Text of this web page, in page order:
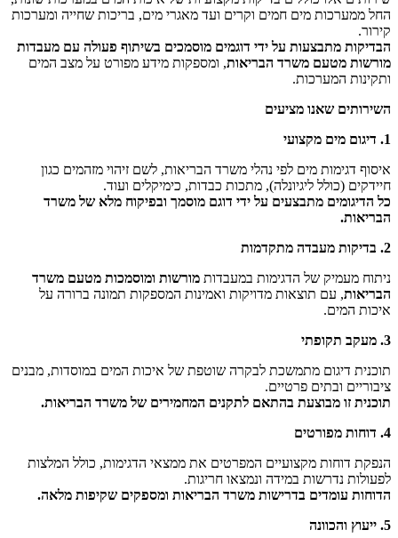
החל ממערכות מים חמים וקרים ועד מאגרי מים, בריכות שחייה ומערכות
קירור.
הבדיקות מתבצעות על ידי דוגמים מוסמכים בשיתוף פעולה עם מעבדות
מורשות מטעם משרד הבריאות, ומספקות מידע מפורט על מצב המים
ותקינות המערכות.
השירותים שאנו מציעים
1. דיגום מים מקצועי
איסוף דגימות מים לפי נהלי משרד הבריאות, לשם זיהוי מזהמים כגון
חיידקים (כולל ליגיונלה), מתכות כבדות, כימיקלים ועוד.
כל הדיגומים מתבצעים על ידי דוגם מוסמך ובפיקוח מלא של משרד
הבריאות.
2. בדיקות מעבדה מתקדמות
ניתוח מעמיק של הדגימות במעבדות מורשות ומוסמכות מטעם משרד
הבריאות, עם תוצאות מדויקות ואמינות המספקות תמונה ברורה על
איכות המים.
3. מעקב תקופתי
תוכנית דיגום מתמשכת לבקרה שוטפת של איכות המים במוסדות, מבנים
ציבוריים ובתים פרטיים.
תוכנית זו מבוצעת בהתאם לתקנים המחמירים של משרד הבריאות.
4. דוחות מפורטים
הנפקת דוחות מקצועיים המפרטים את ממצאי הדגימות, כולל המלצות
לפעולות נדרשות במידה ונמצאו חריגות.
הדוחות עומדים בדרישות משרד הבריאות ומספקים שקיפות מלאה.
5. ייעוץ והכוונה